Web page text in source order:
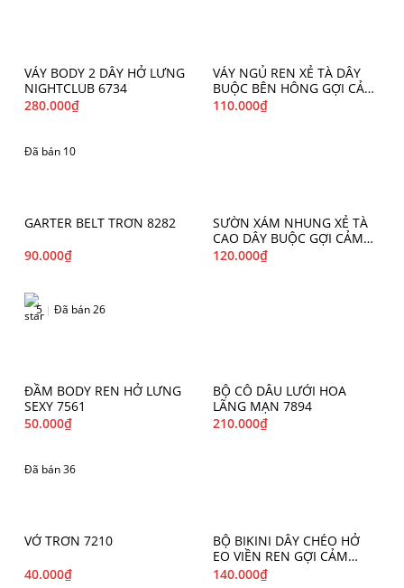
VÁY BODY 2 DÂY HỞ LƯNG
NIGHTCLUB 6734
280.000₫
Đã bán 10
VÁY NGỦ REN XẺ TÀ DÂY
BUỘC BÊN HÔNG GỢI CẢM
7797
110.000₫
GARTER BELT TRƠN 8282
90.000₫
5 | Đã bán 26
SƯỜN XÁM NHUNG XẺ TÀ
CAO DÂY BUỘC GỢI CẢM
6701
120.000₫
ĐẦM BODY REN HỞ LƯNG
SEXY 7561
50.000₫
Đã bán 36
BỘ CÔ DÂU LƯỚI HOA
LÃNG MẠN 7894
210.000₫
VỚ TRƠN 7210
40.000₫
BỘ BIKINI DÂY CHÉO HỞ
EO VIỀN REN GỢI CẢM
6612
140.000₫